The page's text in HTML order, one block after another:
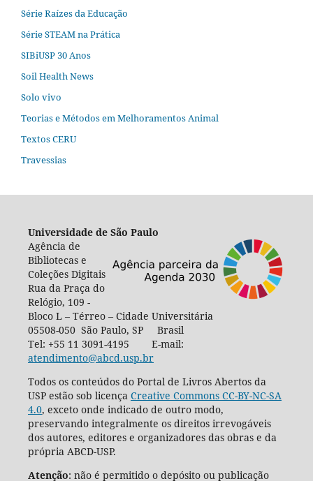
Série Raízes da Educação
Série STEAM na Prática
SIBiUSP 30 Anos
Soil Health News
Solo vivo
Teorias e Métodos em Melhoramentos Animal
Textos CERU
Travessias
Universidade de São Paulo
Agência de
Bibliotecas e
Coleções Digitais
Rua da Praça do
Relógio, 109 -
Bloco L – Térreo – Cidade Universitária
05508-050 São Paulo, SP Brasil
Tel: +55 11 3091-4195 E-mail:
atendimento@abcd.usp.br
Todos os conteúdos do Portal de Livros Abertos da
USP estão sob licença Creative Commons CC-BY-NC-SA
4.0, exceto onde indicado de outro modo,
preservando integralmente os direitos irrevogáveis
dos autores, editores e organizadores das obras e da
própria ABCD-USP.
Atenção: não é permitido o depósito ou publicação